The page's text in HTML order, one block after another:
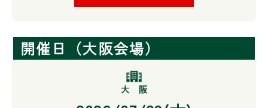
開催日（大阪会場）